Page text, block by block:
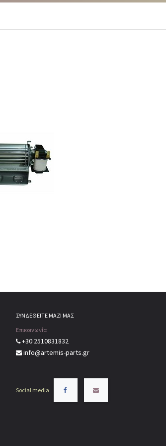
ΣΥΝΔΕΘΕΙΤΕ ΜΑΖΙ ΜΑΣ
Επικοινωνία
+30 2510831832
info@artemis-parts.gr
Social media